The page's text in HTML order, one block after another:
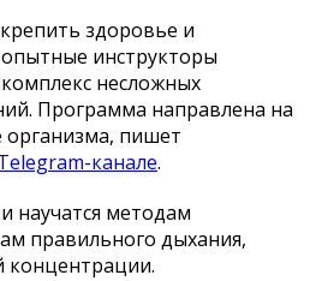
здоровье и
опытные инструкторы
несложных
Программа направлена на
пишет
канале.
научатся методам
правильного дыхания,
концентрации.